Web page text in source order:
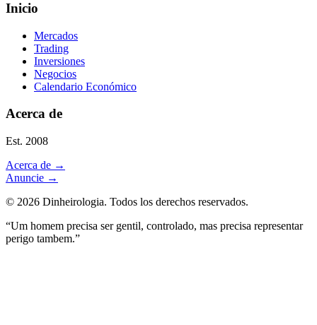
Inicio
Mercados
Trading
Inversiones
Negocios
Calendario Económico
Acerca de
Est. 2008
Acerca de →
Anuncie →
© 2026 Dinheirologia. Todos los derechos reservados.
“Um homem precisa ser gentil, controlado, mas precisa representar
perigo tambem.”